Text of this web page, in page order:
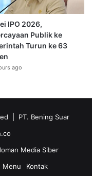
IPO 2026,
Publik ke
Turun ke 63
ago
| PT. Bening Suar
Media Siber
Menu Kontak